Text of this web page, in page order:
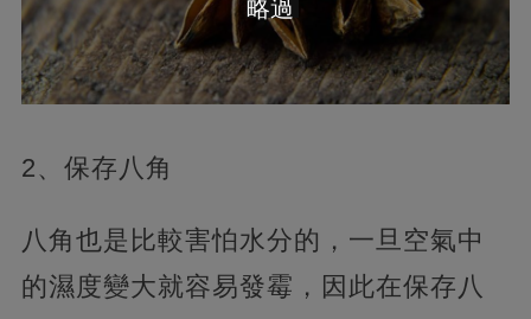
2、保存八角
八角也是比較害怕水分的，一旦空氣中
的濕度變大就容易發霉，因此在保存八
略過